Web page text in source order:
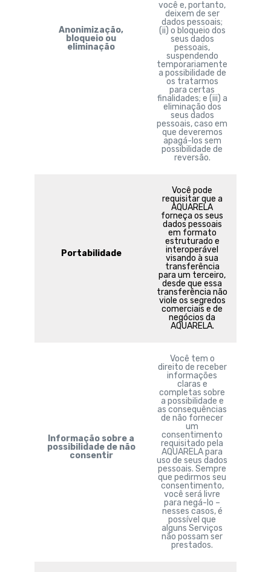
Anonimização,
bloqueio ou
eliminação
você e, portanto,
deixem de ser
dados pessoais;
(ii) o bloqueio dos
seus dados
pessoais,
suspendendo
temporariamente
a possibilidade de
os tratarmos
para certas
finalidades; e (iii) a
eliminação dos
seus dados
pessoais, caso em
que deveremos
apagá-los sem
possibilidade de
reversão.
Portabilidade
Você pode
requisitar que a
AQUARELA
forneça os seus
dados pessoais
em formato
estruturado e
interoperável
visando à sua
transferência
para um terceiro,
desde que essa
transferência não
viole os segredos
comerciais e de
negócios da
AQUARELA.
Informação sobre a
possibilidade de não
consentir
Você tem o
direito de receber
informações
claras e
completas sobre
a possibilidade e
as consequências
de não fornecer
um
consentimento
requisitado pela
AQUARELA para
uso de seus dados
pessoais. Sempre
que pedirmos seu
consentimento,
você será livre
para negá-lo –
nesses casos, é
possível que
alguns Serviços
não possam ser
prestados.